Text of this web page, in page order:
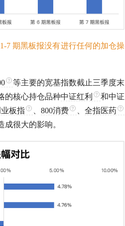
7 期黑板报没有进行任何的加仓操
等主要的宽基指数截止三季度末
的核心持仓品种中证红利 和中证
板指 800消费
全指医药
很大的影响。